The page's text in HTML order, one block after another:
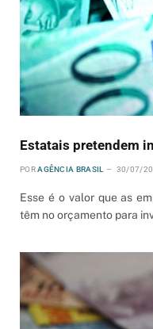
Estatais pretendem
POR AGÊNCIA BRASIL 30/07/
Esse é o valor que as
têm no orçamento para